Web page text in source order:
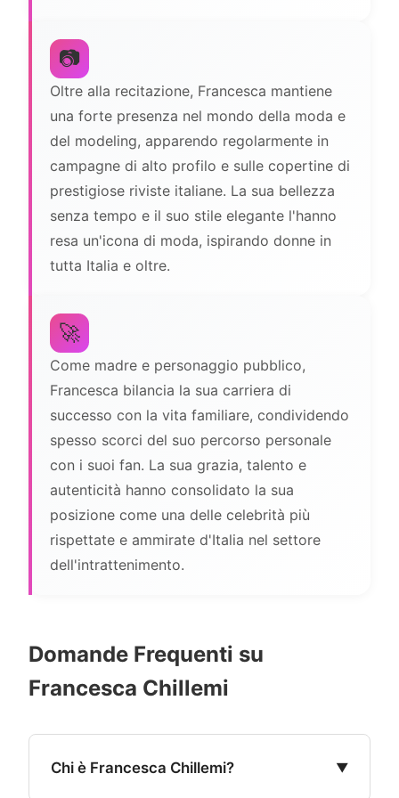
📷
Oltre alla recitazione, Francesca mantiene
una forte presenza nel mondo della moda e
del modeling, apparendo regolarmente in
campagne di alto profilo e sulle copertine di
prestigiose riviste italiane. La sua bellezza
senza tempo e il suo stile elegante l'hanno
resa un'icona di moda, ispirando donne in
tutta Italia e oltre.
🚀
Come madre e personaggio pubblico,
Francesca bilancia la sua carriera di
successo con la vita familiare, condividendo
spesso scorci del suo percorso personale
con i suoi fan. La sua grazia, talento e
autenticità hanno consolidato la sua
posizione come una delle celebrità più
rispettate e ammirate d'Italia nel settore
dell'intrattenimento.
Domande Frequenti su
Francesca Chillemi
Chi è Francesca Chillemi?